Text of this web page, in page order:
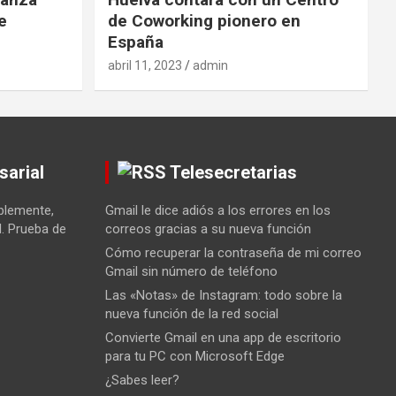
de Coworking pionero en
España
abril 11, 2023 admin
Prueba de
Telesecretarias
Gmail le dice adiós a los errores en los
correos gracias a su nueva función
Cómo recuperar la contraseña de mi correo
Gmail sin número de teléfono
Las «Notas» de Instagram: todo sobre la
nueva función de la red social
Convierte Gmail en una app de escritorio
para tu PC con Microsoft Edge
¿Sabes leer?